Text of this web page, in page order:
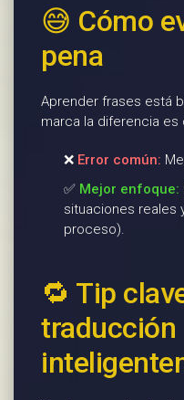
😅 Cómo
pena
Aprender frases está
marca la diferencia es
❌ Error común:
✅ Mejor enfoque:
situaciones reales
proceso).
🔁 Tip
traducción